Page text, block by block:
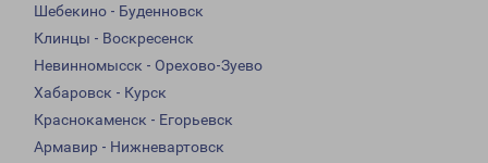
Шебекино - Буденновск
Клинцы - Воскресенск
Невинномысск - Орехово-Зуево
Хабаровск - Курск
Краснокаменск - Егорьевск
Армавир - Нижневартовск